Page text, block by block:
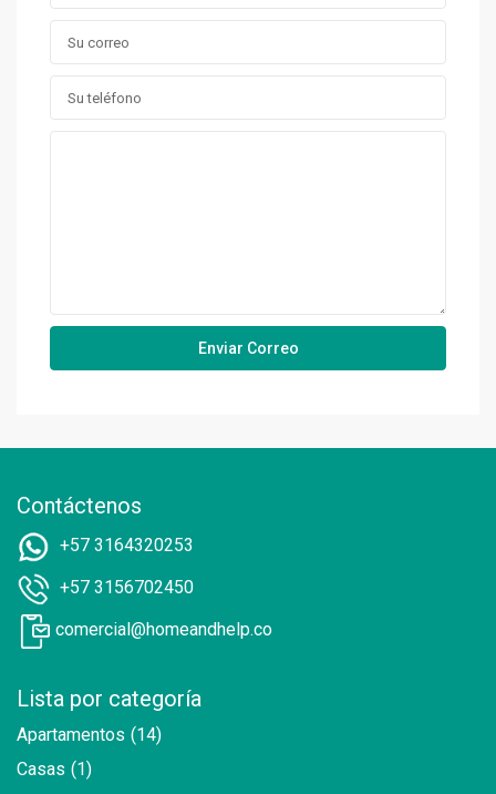
Contáctenos
+57 3164320253
+57 3156702450
comercial@homeandhelp.co
Lista por categoría
Apartamentos (14)
Casas (1)